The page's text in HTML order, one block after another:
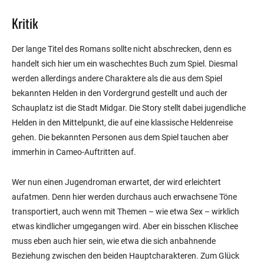
Kritik
Der lange Titel des Romans sollte nicht abschrecken, denn es
handelt sich hier um ein waschechtes Buch zum Spiel. Diesmal
werden allerdings andere Charaktere als die aus dem Spiel
bekannten Helden in den Vordergrund gestellt und auch der
Schauplatz ist die Stadt Midgar. Die Story stellt dabei jugendliche
Helden in den Mittelpunkt, die auf eine klassische Heldenreise
gehen. Die bekannten Personen aus dem Spiel tauchen aber
immerhin in Cameo-Auftritten auf.
Wer nun einen Jugendroman erwartet, der wird erleichtert
aufatmen. Denn hier werden durchaus auch erwachsene Töne
transportiert, auch wenn mit Themen – wie etwa Sex – wirklich
etwas kindlicher umgegangen wird. Aber ein bisschen Klischee
muss eben auch hier sein, wie etwa die sich anbahnende
Beziehung zwischen den beiden Hauptcharakteren. Zum Glück